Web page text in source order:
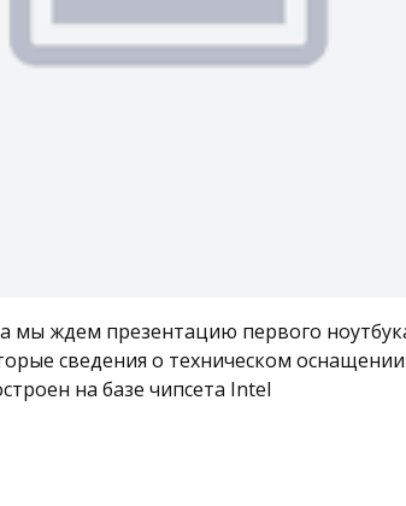
мы ждем презентацию первого
сведения о техническом
на базе чипсета Intel